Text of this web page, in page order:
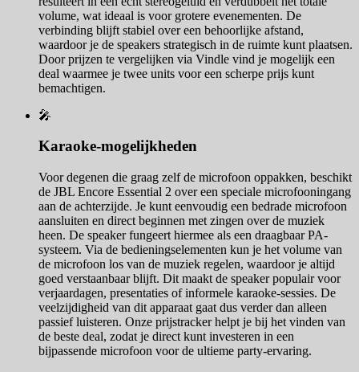
volume, wat ideaal is voor grotere evenementen. De
verbinding blijft stabiel over een behoorlijke afstand,
waardoor je de speakers strategisch in de ruimte kunt plaatsen.
Door prijzen te vergelijken via Vindle vind je mogelijk een
deal waarmee je twee units voor een scherpe prijs kunt
bemachtigen.
🎤
Karaoke-mogelijkheden
Voor degenen die graag zelf de microfoon oppakken, beschikt
de JBL Encore Essential 2 over een speciale microfooningang
aan de achterzijde. Je kunt eenvoudig een bedrade microfoon
aansluiten en direct beginnen met zingen over de muziek
heen. De speaker fungeert hiermee als een draagbaar PA-
systeem. Via de bedieningselementen kun je het volume van
de microfoon los van de muziek regelen, waardoor je altijd
goed verstaanbaar blijft. Dit maakt de speaker populair voor
verjaardagen, presentaties of informele karaoke-sessies. De
veelzijdigheid van dit apparaat gaat dus verder dan alleen
passief luisteren. Onze prijstracker helpt je bij het vinden van
de beste deal, zodat je direct kunt investeren in een
bijpassende microfoon voor de ultieme party-ervaring.